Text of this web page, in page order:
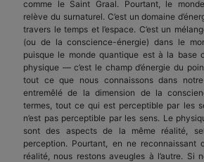
comme le Saint Graal. Pourtant, le
relève du surnaturel. C’est un domaine
travers le temps et l’espace. C’est un
(ou de la conscience-énergie) dans le
puisque le monde quantique est à la base
physique — c’est le champ d’énergie du
tout ce que nous connaissons dans
entremêlé de la dimension de la
termes, tout ce qui est perceptible par les
n’est pas perceptible par les sens. Le
sont des aspects de la même réalité,
perception. Pourtant, en ne reconnaissant
réalité, nous restons aveugles à l’autre. Si